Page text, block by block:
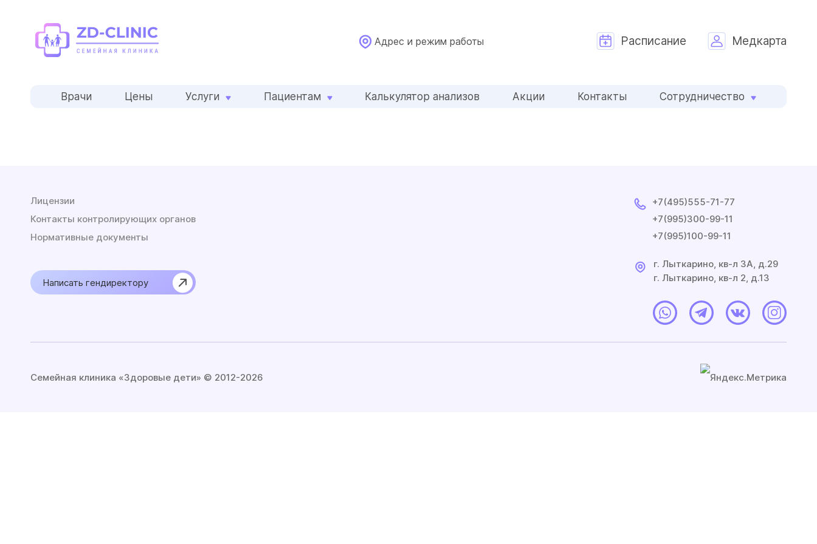
Адрес и режим работы Расписание Медкарта
Врачи Цены Услуги Пациентам Калькулятор анализов Акции Контакты Сотрудничество
Лицензии
Контакты контролирующих органов
Нормативные документы
Написать гендиректору
+7(495)555-71-77
+7(995)300-99-11
+7(995)100-99-11
г. Лыткарино, кв-л 3A, д.29
г. Лыткарино, кв-л 2, д.13
Семейная клиника «Здоровые дети» © 2012-2026